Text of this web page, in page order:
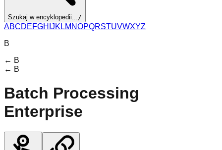
Szukaj w encyklopedii.../
ABCDEFGH JK LM NOPQRSTUVWXYZ
B
← B
← B
Batch Processing
Enterprise